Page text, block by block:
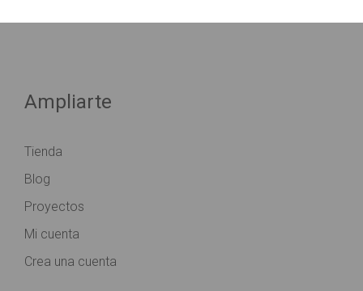
Ampliarte
Tienda
Blog
Proyectos
Mi cuenta
Crea una cuenta